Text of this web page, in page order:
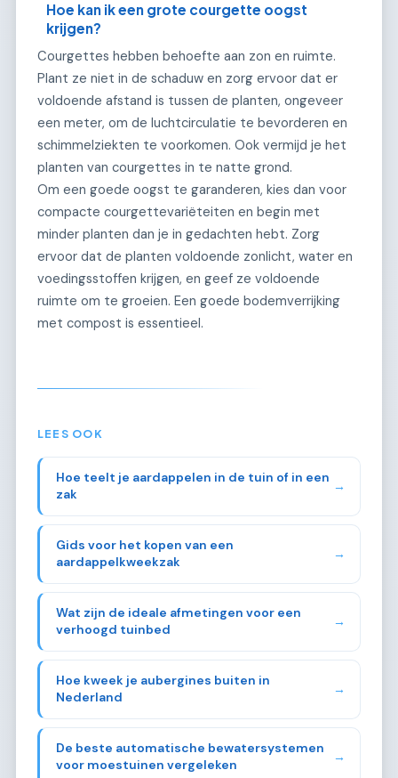
Hoe kan ik een grote courgette oogst
krijgen?
Courgettes hebben behoefte aan zon en ruimte.
Plant ze niet in de schaduw en zorg ervoor dat er
voldoende afstand is tussen de planten, ongeveer
een meter, om de luchtcirculatie te bevorderen en
schimmelziekten te voorkomen. Ook vermijd je het
planten van courgettes in te natte grond.
Om een goede oogst te garanderen, kies dan voor
compacte courgettevariëteiten en begin met
minder planten dan je in gedachten hebt. Zorg
ervoor dat de planten voldoende zonlicht, water en
voedingsstoffen krijgen, en geef ze voldoende
ruimte om te groeien. Een goede bodemverrijking
met compost is essentieel.
LEES OOK
Hoe teelt je aardappelen in de tuin of in een
zak
→
Gids voor het kopen van een
aardappelkweekzak
→
Wat zijn de ideale afmetingen voor een
verhoogd tuinbed
→
Hoe kweek je aubergines buiten in
Nederland
→
De beste automatische bewatersystemen
voor moestuinen vergeleken
→